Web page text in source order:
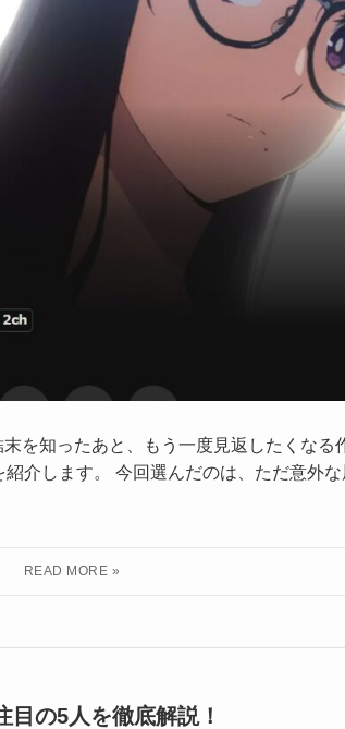
を知ったあと、もう一度見返したくなる
介します。 今回選んだのは、ただ意外
の5人を徹底解説！